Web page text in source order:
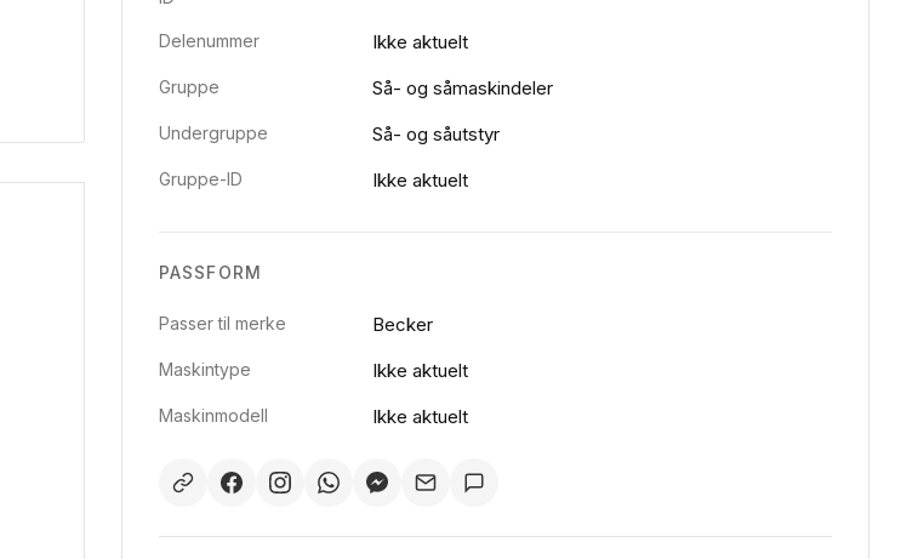
Delenummer Ikke aktuelt
Gruppe Så- og såmaskindeler
Undergruppe Så- og såutstyr
Gruppe-ID Ikke aktuelt
PASSFORM
Passer til merke Becker
Maskintype Ikke aktuelt
Maskinmodell Ikke aktuelt